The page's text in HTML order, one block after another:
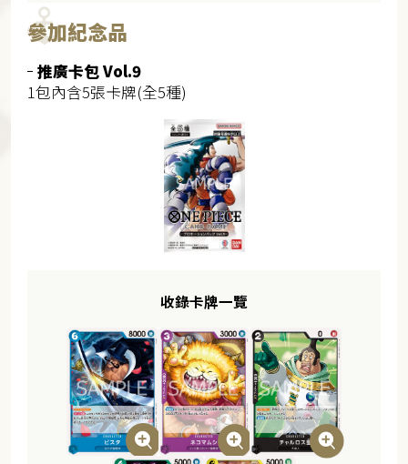
參加紀念品
推廣卡包 Vol.9
1包內含5張卡牌(全5種)
收錄卡牌一覽